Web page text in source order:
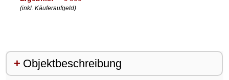
(inkl. Käuferaufgeld)
Objektbeschreibung